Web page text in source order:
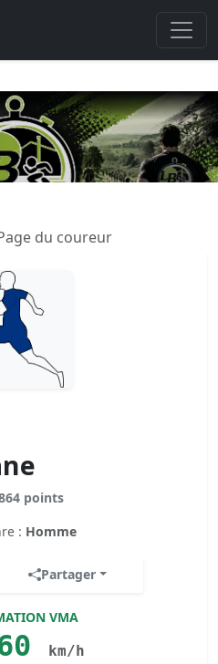
du coureur
points
: Homme
Partager
VMA
km/h